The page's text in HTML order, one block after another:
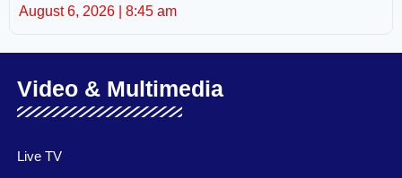
August 6, 2026 8:45 am
Video & Multimedia
Live TV